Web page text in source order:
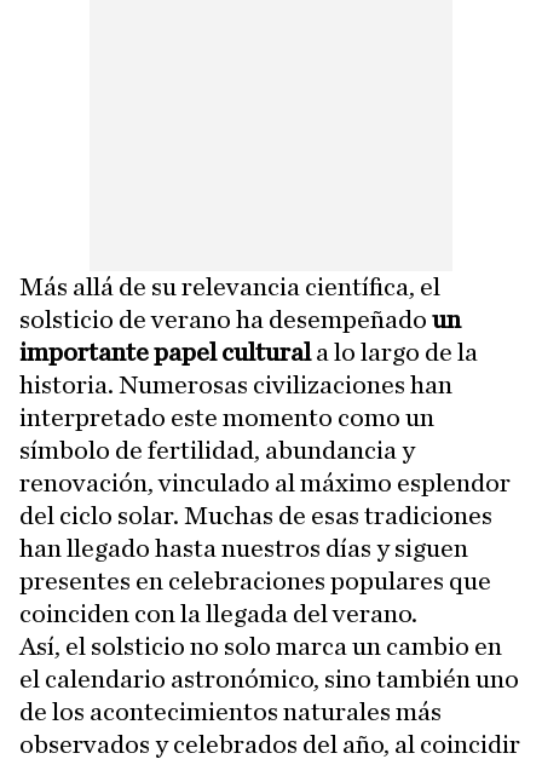
Más allá de su relevancia científica, el
solsticio de verano ha desempeñado un
importante papel culturala lo largo de la
historia. Numerosas civilizaciones han
interpretado este momento como un
símbolo de fertilidad, abundancia y
renovación, vinculado al máximo esplendor
del ciclo solar. Muchas de esas tradiciones
han llegado hasta nuestros días y siguen
presentes en celebraciones populares que
coinciden con la llegada del verano.
Así, el solsticio no solo marca un cambio en
el calendario astronómico, sino también uno
de los acontecimientos naturales más
observados y celebrados del año, al coincidir